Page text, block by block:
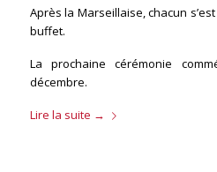
Après la Marseillaise, chacun
buffet.
La prochaine cérémonie
décembre.
Lire la suite →